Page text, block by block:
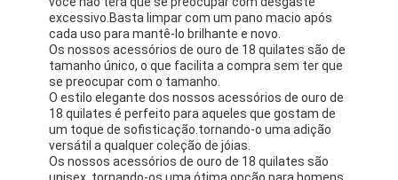
excessivo.Basta limpar com um pano macio após
cada uso para mantê-lo brilhante e novo.
Os nossos acessórios de ouro de 18 quilates são de
tamanho único, o que facilita a compra sem ter que
se preocupar com o tamanho.
O estilo elegante dos nossos acessórios de ouro de
18 quilates é perfeito para aqueles que gostam de
um toque de sofisticação.tornando-o uma adição
versátil a qualquer coleção de jóias.
Os nossos acessórios de ouro de 18 quilates são